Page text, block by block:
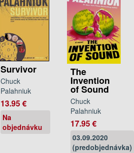
Survivor
Chuck
Palahniuk
13.95 €
Na
objednávku
The
Invention
of Sound
Chuck
Palahniuk
17.95 €
03.09.2020
(predobjednávka)